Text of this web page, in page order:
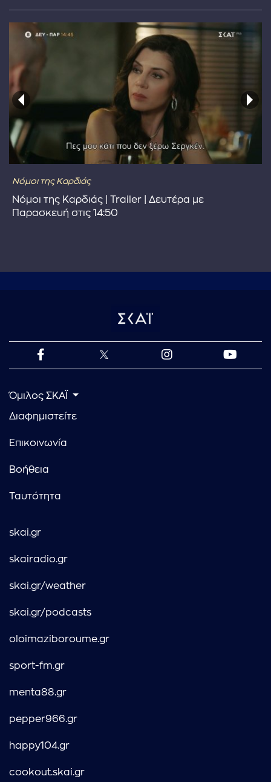
Νόμοι της Καρδιάς
Νόμοι της Καρδιάς | Trailer | Δευτέρα με
Παρασκευή στις 14:50
Όμιλος ΣΚΑΪ
Διαφημιστείτε
Επικοινωνία
Βοήθεια
Ταυτότητα
skai.gr
skairadio.gr
skai.gr/weather
skai.gr/podcasts
oloimaziboroume.gr
sport-fm.gr
menta88.gr
pepper966.gr
happy104.gr
cookout.skai.gr